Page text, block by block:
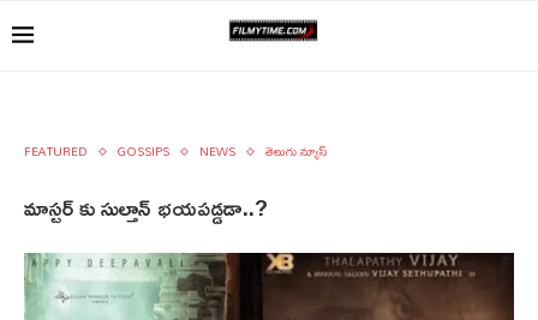
FEATURED GOSSIPS NEWS తెలుగు న్యూస్
మాస్టర్ కు సుల్తాన్ భయపడ్డడా..?